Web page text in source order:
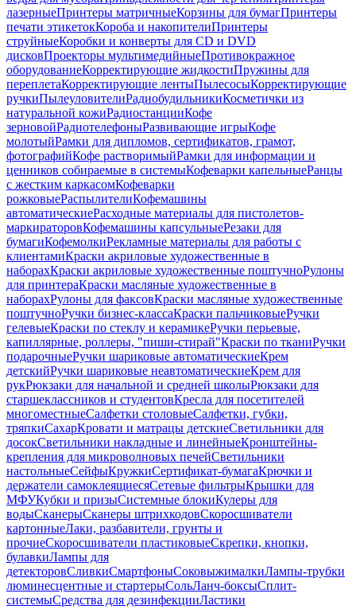
лазерныеПринтеры матричныеКорзины для бумагПринтеры
печати этикетокКороба и накопителиПринтеры
струйныеКоробки и конверты для CD и DVD
дисковПроекторы мультимедийныеПротивокражное
оборудованиеКорректирующие жидкостиПружины для
переплетаКорректирующие лентыПылесосыКорректирующие
ручкиПылеуловителиРадиобудильникиКосметички из
натуральной кожиРадиостанцииКофе
зерновойРадиотелефоныРазвивающие игрыКофе
молотыйРамки для дипломов, сертификатов, грамот,
фотографийКофе растворимыйРамки для информации и
ценников собираемые в системыКофеварки капельныеРанцы
с жестким каркасомКофеварки
рожковыеРаспылителиКофемашины
автоматическиеРасходные материалы для пистолетов-
маркираторовКофемашины капсульныеРезаки для
бумагиКофемолкиРекламные материалы для работы с
клиентамиКраски акриловые художественные в
наборахКраски акриловые художественные поштучноРулоны
для принтераКраски масляные художественные в
наборахРулоны для факсовКраски масляные художественные
поштучноРучки бизнес-классаКраски пальчиковыеРучки
гелевыеКраски по стеклу и керамикеРучки перьевые,
капиллярные, роллеры, "пиши-стирай"Краски по тканиРучки
подарочныеРучки шариковые автоматическиеКрем
детскийРучки шариковые неавтоматическиеКрем для
рукРюкзаки для начальной и средней школыРюкзаки для
старшеклассников и студентовКресла для посетителей
многоместныеСалфетки столовыеСалфетки, губки,
тряпкиСахарКровати и матрацы детскиеСветильники для
досокСветильники накладные и линейныеКронштейны-
крепления для микроволновых печейСветильники
настольныеСейфыКружкиСертификат-бумагаКрючки и
держатели самоклеящиесяСетевые фильтрыКрышки для
МФУКубки и призыСистемные блокиКулеры для
водыСканерыСканеры штрихкодовСкоросшиватели
картонныеЛаки, разбавители, грунты и
прочиеСкоросшиватели пластиковыеСкрепки, кнопки,
булавкиЛампы для
детекторовСливкиСмартфоныСоковыжималкиЛампы-трубки
люминесцентные и стартерыСольЛанч-боксыСплит-
системыСредства для дезинфекцииЛастики